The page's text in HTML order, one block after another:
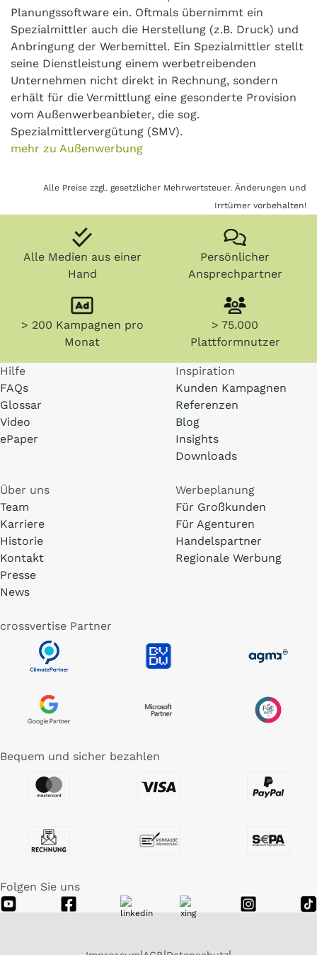
Planungssoftware ein. Oftmals übernimmt ein
Spezialmittler auch die Herstellung (z.B. Druck) und
Anbringung der Werbemittel. Ein Spezialmittler stellt
seine Dienstleistung einem werbetreibenden
Unternehmen nicht direkt in Rechnung, sondern
erhält für die Vermittlung eine gesonderte Provision
vom Außenwerbeanbieter, die sog.
Spezialmittlervergütung (SMV).
mehr zu Außenwerbung
Alle Preise zzgl. gesetzlicher Mehrwertsteuer. Änderungen und
Irrtümer vorbehalten!
Alle Medien aus einer
Hand
Persönlicher
Ansprechpartner
> 200 Kampagnen pro
Monat
> 75.000
Plattformnutzer
Hilfe
FAQs
Glossar
Video
ePaper
Inspiration
Kunden Kampagnen
Referenzen
Blog
Insights
Downloads
Über uns
Team
Karriere
Historie
Kontakt
Presse
News
Werbeplanung
Für Großkunden
Für Agenturen
Handelspartner
Regionale Werbung
crossvertise Partner
Bequem und sicher bezahlen
Folgen Sie uns